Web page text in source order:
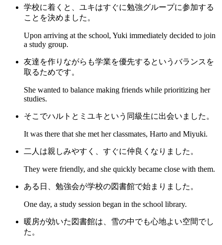
学校に着くと、ユキはすぐに勉強グループに参加する
ことを決めました。
Upon arriving at the school, Yuki immediately decided to join
a study group.
友達を作りながらも学業を優先するというバランスを
取るためです。
She wanted to balance making friends while prioritizing her
studies.
そこでハルトとミユキという同級生に出会いました。
It was there that she met her classmates, Harto and Miyuki.
二人は親しみやすく、すぐに仲良くなりました。
They were friendly, and she quickly became close with them.
ある日、勉強会が学校の図書館で始まりました。
One day, a study session began in the school library.
暖房が効いた図書館は、雪の中でも心地よい空間でし
た。